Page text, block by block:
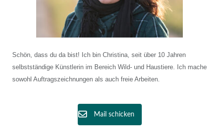
Schön, dass du da bist! Ich bin Christina, seit über 10 Jahren
selbstständige Künstlerin im Bereich Wild- und Haustiere. Ich mache
sowohl Auftragszeichnungen als auch freie Arbeiten.
Mail schicken